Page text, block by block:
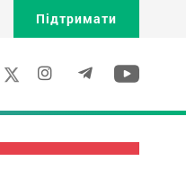
Підтримати